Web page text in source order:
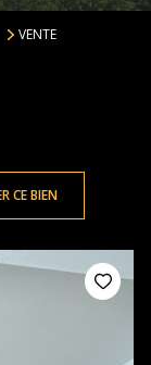
VENTE
CE BIEN